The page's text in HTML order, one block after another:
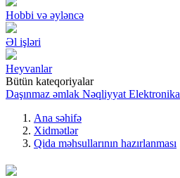
Hobbi və əyləncə
Əl işləri
Heyvanlar
Bütün kateqoriyalar
Daşınmaz əmlak Nəqliyyat Elektronika
Ana səhifə
Xidmətlər
Qida məhsullarının hazırlanması